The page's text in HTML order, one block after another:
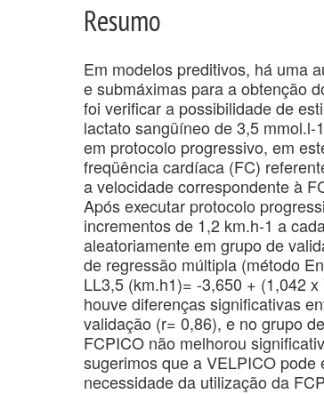
Resumo
Em modelos preditivos, há uma
e submáximas para a obtenção
foi verificar a possibilidade de
lactato sangüíneo de 3,5
em protocolo progressivo, em
freqüência cardíaca (FC)
a velocidade correspondente à
Após executar protocolo
incrementos de 1,2 km.h-1 a
aleatoriamente em grupo de
de regressão múltipla (método
LL3,5 (km.h1)= -3,650 + (1,042
houve diferenças significativas
validação (r= 0,86), e no grupo
FCPICO não melhorou
sugerimos que a VELPICO
necessidade da utilização da